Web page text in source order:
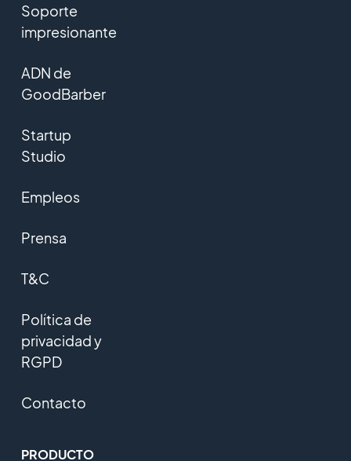
Soporte
impresionante
ADN de
GoodBarber
Startup
Studio
Empleos
Prensa
T&C
Política de
privacidad y
RGPD
Contacto
PRODUCTO